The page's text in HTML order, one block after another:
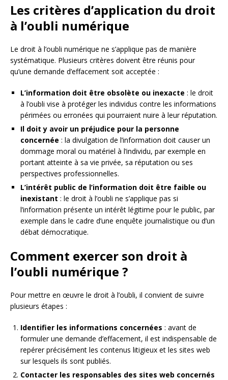
Les critères d’application du droit
à l’oubli numérique
Le droit à l’oubli numérique ne s’applique pas de manière
systématique. Plusieurs critères doivent être réunis pour
qu’une demande d’effacement soit acceptée :
L’information doit être obsolète ou inexacte : le droit
à l’oubli vise à protéger les individus contre les informations
périmées ou erronées qui pourraient nuire à leur réputation.
Il doit y avoir un préjudice pour la personne
concernée : la divulgation de l’information doit causer un
dommage moral ou matériel à l’individu, par exemple en
portant atteinte à sa vie privée, sa réputation ou ses
perspectives professionnelles.
L’intérêt public de l’information doit être faible ou
inexistant : le droit à l’oubli ne s’applique pas si
l’information présente un intérêt légitime pour le public, par
exemple dans le cadre d’une enquête journalistique ou d’un
débat démocratique.
Comment exercer son droit à
l’oubli numérique ?
Pour mettre en œuvre le droit à l’oubli, il convient de suivre
plusieurs étapes :
Identifier les informations concernées : avant de
formuler une demande d’effacement, il est indispensable de
repérer précisément les contenus litigieux et les sites web
sur lesquels ils sont publiés.
Contacter les responsables des sites web concernés